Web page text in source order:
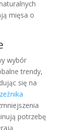
mięsa o
wybór
trendy,
się na
potrzebę